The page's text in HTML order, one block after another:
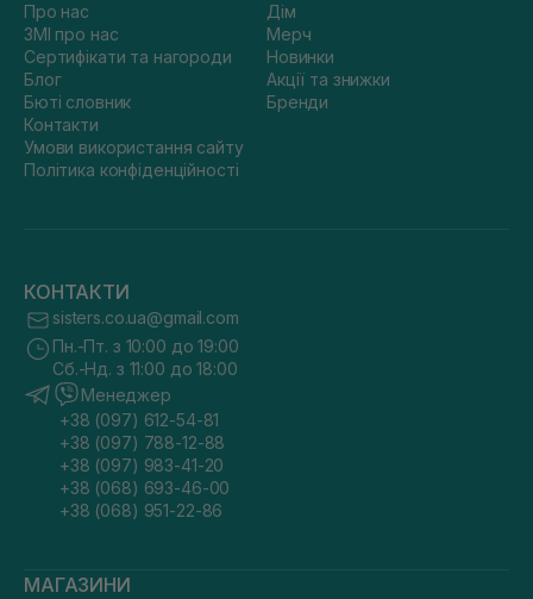
Про нас
ЗМІ про нас
Сертифікати та нагороди
Блог
Бюті словник
Контакти
Умови використання сайту
Політика конфіденційності
Дім
Мерч
Новинки
Акції та знижки
Бренди
КОНТАКТИ
sisters.co.ua@gmail.com
Пн.-Пт. з 10:00 до 19:00
Сб.-Нд. з 11:00 до 18:00
Менеджер
+38 (097) 612-54-81
+38 (097) 788-12-88
+38 (097) 983-41-20
+38 (068) 693-46-00
+38 (068) 951-22-86
МАГАЗИНИ